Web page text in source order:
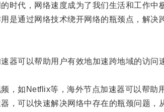
代，网络速度成为了我们生活和工作中
通过网络技术绕开网络的瓶颈点，解决
可以帮助用户有效地加速跨地域的访问
如Netflix等，海外节点加速器可以帮助
可以快速解决网络中存在的瓶颈问题，